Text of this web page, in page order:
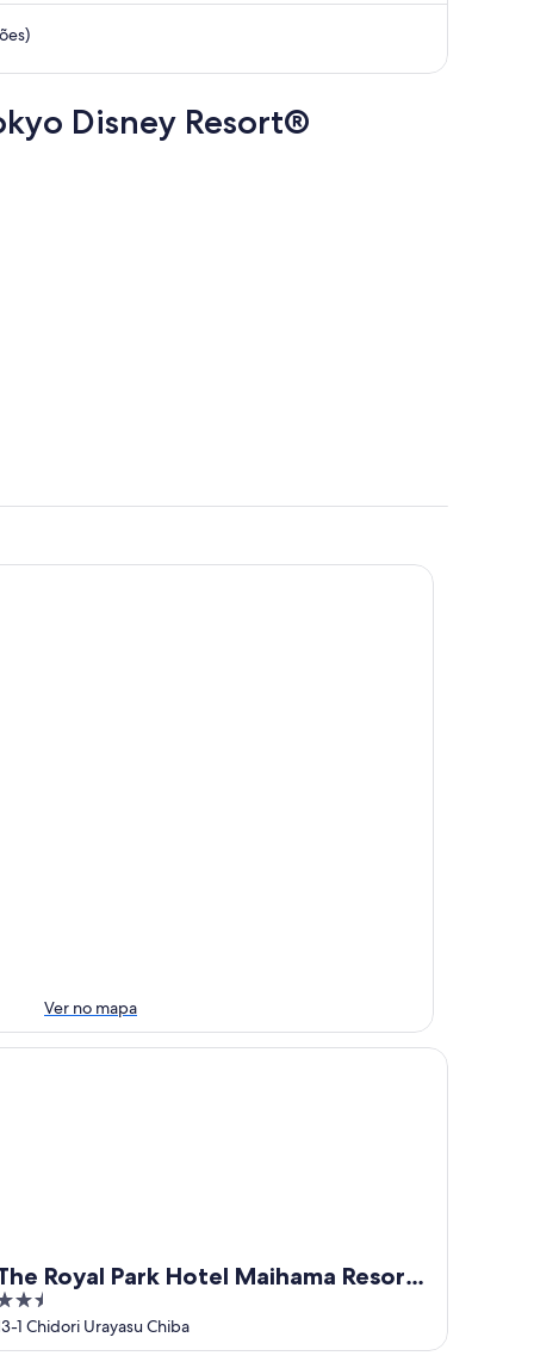
Disney Resort®
Ver no mapa
Royal Park Hotel Maihama Resort
Bay
1 Chidori Urayasu Chiba
Royal Park Hotel Maihama Resort Tokyo Bay